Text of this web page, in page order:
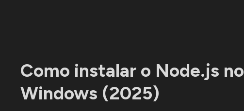
Como instalar o Node.js no
Windows (2025)